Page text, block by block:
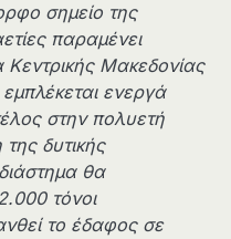
σημείο της
παραμένει
Κεντρικής Μακεδονίας
ενεργά
στην πολυετή
δυτικής
θα
τόνοι
το έδαφος σε